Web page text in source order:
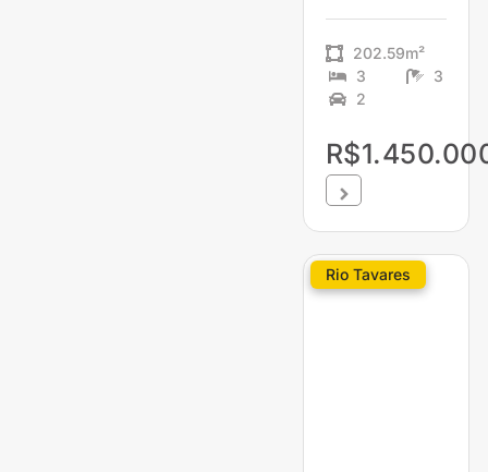
202.59m²
3
3
2
Rio Tavares